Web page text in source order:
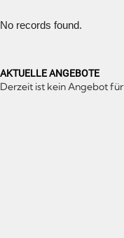
No records found.
AKTUELLE ANGEBOTE
Derzeit ist kein Angebot